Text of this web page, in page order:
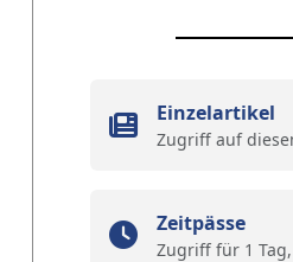
Einzelartikel
Zugriff auf
Zeitpässe
Zugriff für 1